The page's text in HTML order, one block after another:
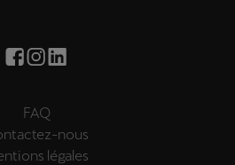
FAQ
nous
légales